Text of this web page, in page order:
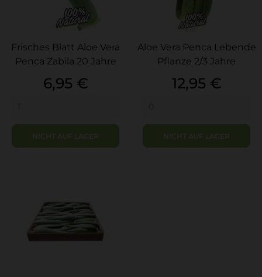
Frisches Blatt Aloe Vera
Penca Zabila 20 Jahre
Preis
6,95 €
Aloe Vera Penca Lebende
Pflanze 2/3 Jahre
Preis
12,95 €